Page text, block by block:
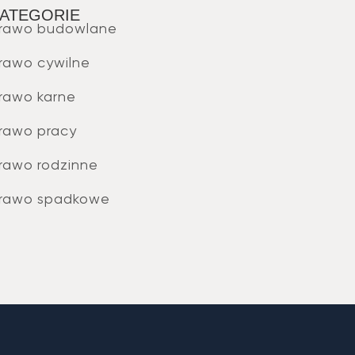
budowlane
cywilne
karne
pracy
rodzinne
spadkowe